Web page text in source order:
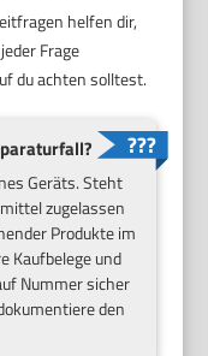
helfen dir,
Frage
du achten solltest.
Geräts. Steht
zugelassen
Produkte im
Kaufbelege und
Nummer sicher
den